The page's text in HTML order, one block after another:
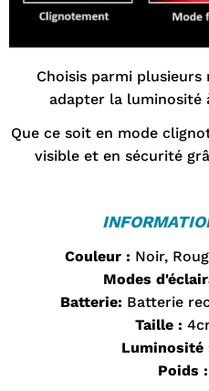
Choisis parmi
adapter la luminosité
Que ce soit en mode
visible et en sécurité
Couleur : Noir,
Modes
Batterie: Batterie
Taille :
Luminosité
Poids :